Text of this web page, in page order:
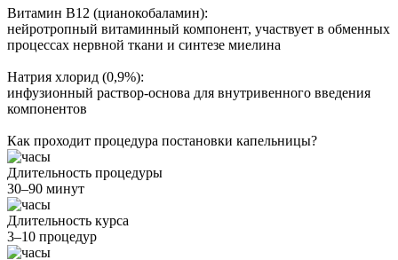
Витамин B12 (цианокобаламин):
нейротропный витаминный компонент, участвует в обменных
процессах нервной ткани и синтезе миелина
Натрия хлорид (0,9%):
инфузионный раствор-основа для внутривенного введения
компонентов
Как проходит процедура постановки капельницы?
Длительность процедуры
30–90 минут
Длительность курса
3–10 процедур